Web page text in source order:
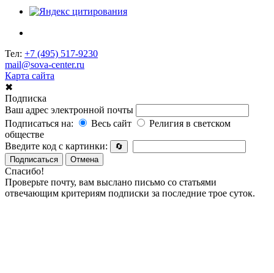
Тел: +7 (495) 517-9230
mail@sova-center.ru
Карта сайта
✖
Подписка
Ваш адрес электронной почты
Подписаться на:
Весь сайт
Религия в светском
обществе
Введите код с картинки:
🔄
Подписаться
Отмена
Спасибо!
Проверьте почту, вам выслано письмо со статьями
отвечающим критериям подписки за последние трое суток.